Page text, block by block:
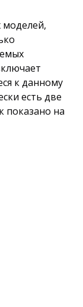
моделей,
к данному
есть две
показано на